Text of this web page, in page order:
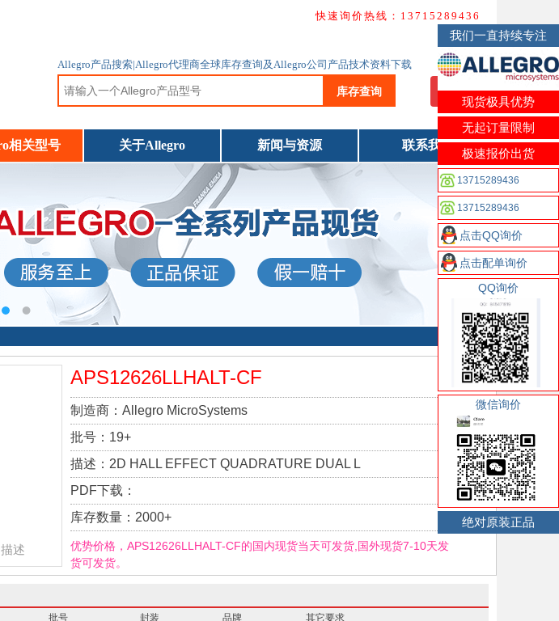
快速询价热线：13715289436
Allegro产品搜索|Allegro代理商全球库存查询及Allegro公司产品技术资料下载
库存查询 我要询价
相关型号 关于Allegro 新闻与资源 联系我们
述
APS12626LLHALT-CF
制造商： Allegro MicroSystems
批号： 19+
描述： 2D HALL EFFECT QUADRATURE DUAL L
PDF下载：
库存数量： 2000+
优势价格，APS12626LLHALT-CF的国内现货当天可发货,国外现货7-10天发
货可发货。
批号 封装 品牌 其它要求
我们一直持续专注
现货极具优势
无起订量限制
极速报价出货
13715289436
13715289436
点击QQ询价
点击配单询价
QQ询价
微信询价
绝对原装正品